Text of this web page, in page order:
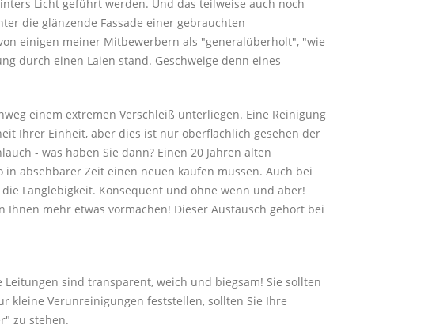
Licht geführt werden. Und das teilweise auch noch
die glänzende Fassade einer gebrauchten
einigen meiner Mitbewerbern als "generalüberholt", "wie
durch einen Laien stand. Geschweige denn eines
einem extremen Verschleiß unterliegen. Eine Reinigung
Ihrer Einheit, aber dies ist nur oberflächlich gesehen der
- was haben Sie dann? Einen 20 Jahren alten
absehbarer Zeit einen neuen kaufen müssen. Auch bei
Langlebigkeit. Konsequent und ohne wenn und aber!
mehr etwas vormachen! Dieser Austausch gehört bei
sind transparent, weich und biegsam! Sie sollten
kleine Verunreinigungen feststellen, sollten Sie Ihre
zu stehen.